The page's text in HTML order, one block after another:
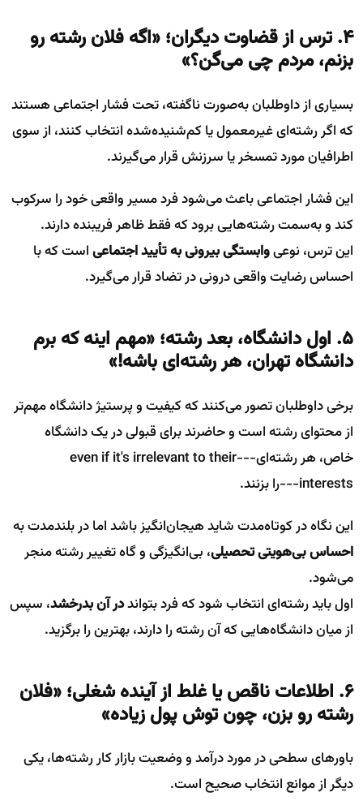
۴. ترس از قضاوت دیگران؛ «اگه فلان رشته رو
بزنم، مردم چی می‌گن؟»
بسیاری از داوطلبان به‌صورت ناگفته، تحت فشار اجتماعی هستند
که اگر رشته‌ای غیرمعمول یا کم‌شنیده‌شده انتخاب کنند، از سوی
اطرافیان مورد تمسخر یا سرزنش قرار می‌گیرند.
این فشار اجتماعی باعث می‌شود فرد مسیر واقعی خود را سرکوب
کند و به‌سمت رشته‌هایی برود که فقط ظاهر فریبنده دارند.
این ترس، نوعیوابستگی بیرونی به تأیید اجتماعیاست که با
احساس رضایت واقعی درونی در تضاد قرار می‌گیرد.
۵. اول دانشگاه، بعد رشته؛ «مهم اینه که برم
دانشگاه تهران، هر رشته‌ای باشه!»
برخی داوطلبان تصور می‌کنند که کیفیت و پرستیژ دانشگاه مهم‌تر
از محتوای رشته است و حاضرند برای قبولی در یک دانشگاه
خاص، هر رشته‌ای---even if it's irrelevant to their
interests---را بزنند.
این نگاه در کوتاه‌مدت شاید هیجان‌انگیز باشد اما در بلندمدت به
احساس بی‌هویتی تحصیلی، بی‌انگیزگی و گاه تغییر رشته منجر
می‌شود.
اول باید رشته‌ای انتخاب شود که فرد بتوانددر آن بدرخشد، سپس
از میان دانشگاه‌هایی که آن رشته را دارند، بهترین را برگزید.
۶. اطلاعات ناقص یا غلط از آینده شغلی؛ «فلان
رشته رو بزن، چون توش پول زیاده»
باورهای سطحی در مورد درآمد و وضعیت بازار کار رشته‌ها، یکی
دیگر از موانع انتخاب صحیح است.